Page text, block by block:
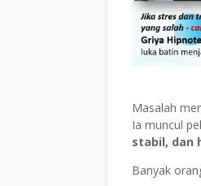
Masalah
Ia muncul
stabil, dan
Banyak